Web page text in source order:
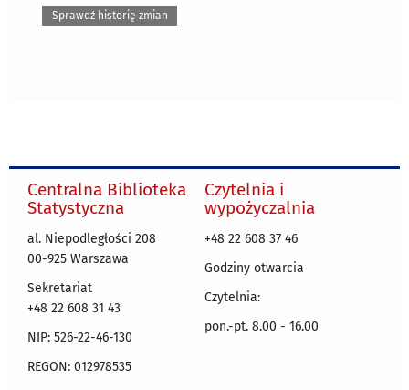
Sprawdź historię zmian
Centralna Biblioteka
Statystyczna
al. Niepodległości 208
00-925 Warszawa
Sekretariat
+48 22 608 31 43
NIP: 526-22-46-130
REGON: 012978535
Czytelnia i
wypożyczalnia
+48 22 608 37 46
Godziny otwarcia
Czytelnia:
pon.-pt. 8.00 - 16.00